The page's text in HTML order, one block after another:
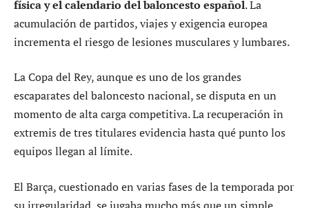
física y el calendario del baloncesto español. La
acumulación de partidos, viajes y exigencia europea
incrementa el riesgo de lesiones musculares y lumbares.
La Copa del Rey, aunque es uno de los grandes
escaparates del baloncesto nacional, se disputa en un
momento de alta carga competitiva. La recuperación in
extremis de tres titulares evidencia hasta qué punto los
equipos llegan al límite.
El Barça, cuestionado en varias fases de la temporada por